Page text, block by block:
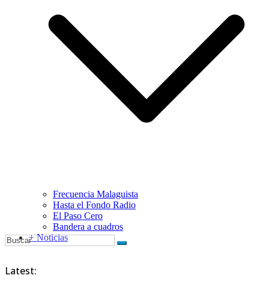
Frecuencia Malaguista
Hasta el Fondo Radio
El Paso Cero
Bandera a cuadros
+ Noticias
Latest: